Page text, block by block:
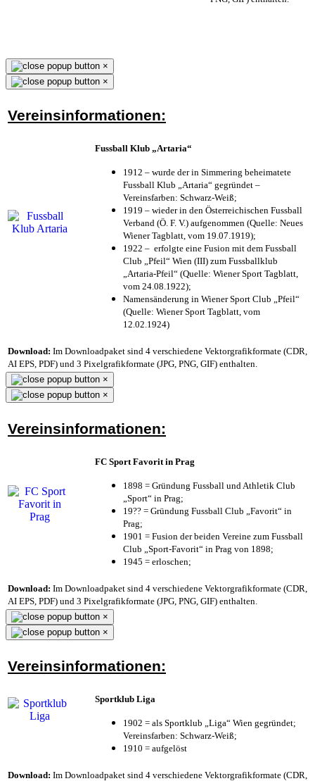
×
×
Vereinsinformationen:
Fussball Klub „Artaria“
1912 – wurde der in Simmering beheimatete
Fussball Klub „Artaria“ gegründet –
Vereinsfarben: Schwarz-Weiß;
1919 – wieder in den Österreichischen Fussball
Verband (Ö. F. V.) aufgenommen (Quelle: Neues
Wiener Tagblatt, vom 19.07.1919);
1922 – erfolgte eine Fusion mit dem Fussball
Club „Pfeil“ Wien (III) zum Fussballklub
„Artaria-Pfeil“ (Quelle: Wiener Sport Tagblatt,
vom 24.08.1922);
Namensänderung in Wiener Sport Club „Pfeil“
(Quelle: Wiener Sport Tagblatt, vom
12.02.1924)
Download: Im Downloadpaket sind 4 verschiedene Vektorgrafikformate (CDR,
AI EPS, PDF) und 3 Pixelgrafikformate (JPG, PNG, GIF) enthalten.
×
×
Vereinsinformationen:
FC Sport Favorit in Prag
1898 = Gründung Fussball und Athletik Club
„Sport“ in Prag;
19?? = Gründung Fussball Club „Favorit“ in
Prag;
1901 = Fusion der beiden Vereine zum Fussball
Club „Sport-Favorit“ in Prag von 1898;
1945 = erloschen;
Download: Im Downloadpaket sind 4 verschiedene Vektorgrafikformate (CDR,
AI EPS, PDF) und 3 Pixelgrafikformate (JPG, PNG, GIF) enthalten.
×
×
Vereinsinformationen:
Sportklub Liga
1902 = als Sportklub „Liga“ Wien gegründet;
Vereinsfarben: Schwarz-Weiß;
1910 = aufgelöst
Download: Im Downloadpaket sind 4 verschiedene Vektorgrafikformate (CDR,